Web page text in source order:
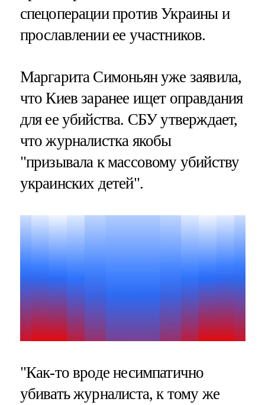
спецоперации против Украины и
прославлении ее участников.
Маргарита Симоньян уже заявила,
что Киев заранее ищет оправдания
для ее убийства. СБУ утверждает,
что журналистка якобы
"призывала к массовому убийству
украинских детей".
"Как-то вроде несимпатично
убивать журналиста, к тому же